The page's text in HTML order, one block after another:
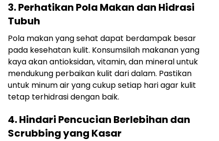
3. Perhatikan Pola Makan dan Hidrasi
Tubuh
Pola makan yang sehat dapat berdampak besar
pada kesehatan kulit. Konsumsilah makanan yang
kaya akan antioksidan, vitamin, dan mineral untuk
mendukung perbaikan kulit dari dalam. Pastikan
untuk minum air yang cukup setiap hari agar kulit
tetap terhidrasi dengan baik.
4. Hindari Pencucian Berlebihan dan
Scrubbing yang Kasar